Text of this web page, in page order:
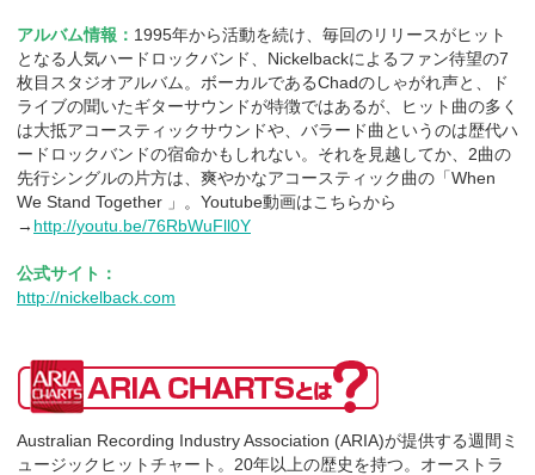
アルバム情報： 1995年から活動を続け、毎回のリリースがヒット
となる人気ハードロックバンド、Nickelbackによるファン待望の7
枚目スタジオアルバム。ボーカルであるChadのしゃがれ声と、ド
ライブの聞いたギターサウンドが特徴ではあるが、ヒット曲の多く
は大抵アコースティックサウンドや、バラード曲というのは歴代ハ
ードロックバンドの宿命かもしれない。それを見越してか、2曲の
先行シングルの片方は、爽やかなアコースティック曲の「When
We Stand Together 」。Youtube動画はこちらから
→ http://youtu.be/76RbWuFll0Y
公式サイト：
http://nickelback.com
Australian Recording Industry Association (ARIA)が提供する週間ミ
ュージックヒットチャート。20年以上の歴史を持つ。オーストラ